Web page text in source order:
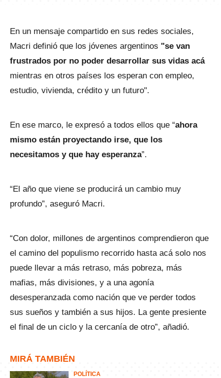
En un mensaje compartido en sus redes sociales,
Macri definió que los jóvenes argentinos "se van
frustrados por no poder desarrollar sus vidas acá
mientras en otros países los esperan con empleo,
estudio, vivienda, crédito y un futuro".
En ese marco, le expresó a todos ellos que “ahora
mismo están proyectando irse, que los
necesitamos y que hay esperanza”.
“El año que viene se producirá un cambio muy
profundo”, aseguró Macri.
“Con dolor, millones de argentinos comprendieron que
el camino del populismo recorrido hasta acá solo nos
puede llevar a más retraso, más pobreza, más
mafias, más divisiones, y a una agonía
desesperanzada como nación que ve perder todos
sus sueños y también a sus hijos. La gente presiente
el final de un ciclo y la cercanía de otro”, añadió.
MIRÁ TAMBIÉN
POLÍTICA